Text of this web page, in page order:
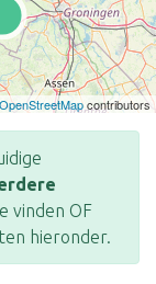
OpenStreetMapcontributors
vinden OF
hieronder.